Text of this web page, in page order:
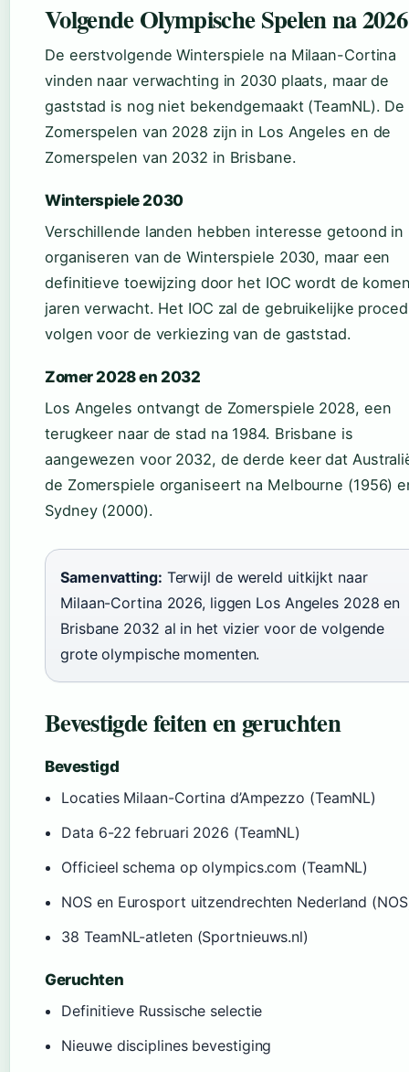
Volgende Olympische Spelen na 2026
De eerstvolgende Winterspiele na Milaan-Cortina
vinden naar verwachting in 2030 plaats, maar de
gaststad is nog niet bekendgemaakt (TeamNL). De
Zomerspelen van 2028 zijn in Los Angeles en de
Zomerspelen van 2032 in Brisbane.
Winterspiele 2030
Verschillende landen hebben interesse getoond in
organiseren van de Winterspiele 2030, maar een
definitieve toewijzing door het IOC wordt de
jaren verwacht. Het IOC zal de gebruikelijke
volgen voor de verkiezing van de gaststad.
Zomer 2028 en 2032
Los Angeles ontvangt de Zomerspiele 2028, een
terugkeer naar de stad na 1984. Brisbane is
aangewezen voor 2032, de derde keer dat
de Zomerspiele organiseert na Melbourne (1956)
Sydney (2000).
Samenvatting: Terwijl de wereld uitkijkt naar
Milaan-Cortina 2026, liggen Los Angeles 2028 en
Brisbane 2032 al in het vizier voor de volgende
grote olympische momenten.
Bevestigde feiten en geruchten
Bevestigd
Locaties Milaan-Cortina d’Ampezzo (TeamNL)
Data 6-22 februari 2026 (TeamNL)
Officieel schema op olympics.com (TeamNL)
NOS en Eurosport uitzendrechten Nederland
38 TeamNL-atleten (Sportnieuws.nl)
Geruchten
Definitieve Russische selectie
Nieuwe disciplines bevestiging